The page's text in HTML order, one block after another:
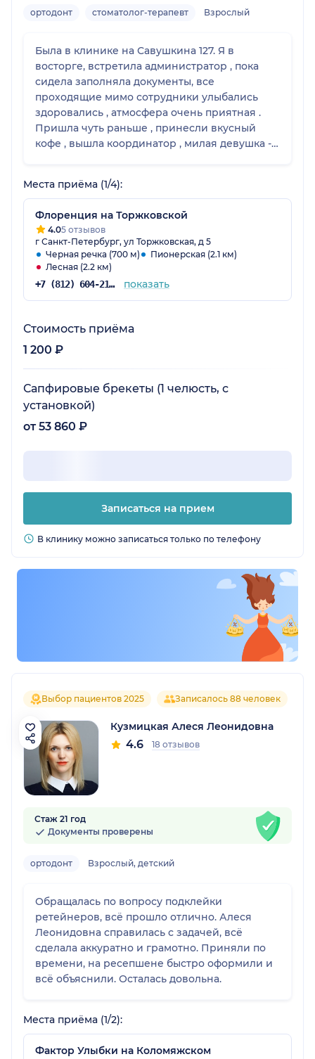
ортодонт стоматолог-терапевт Взрослый
Была в клинике на Савушкина 127. Я в
восторге, встретила администратор , пока
сидела заполняла документы, все
проходящие мимо сотрудники улыбались
здоровались , атмосфера очень приятная .
Пришла чуть раньше , принесли вкусный
кофе , вышла координатор , милая девушка -
клинике . Консультацию провела врач
подробно рассказала , сразу сделали
диагностику , через неделю у меня установка
брекетов . Очень волнительно , но судя по
клинике и подходу специалистов у меня нет
сомнений , что я попала именно туда куда
нужно
Места приёма (1/4):
Флоренция на Торжковской
4.05 отзывов
г Санкт-Петербург, ул Торжковская, д 5
Черная речка (700 м)
Пионерская (2.1 км)
Лесная (2.2 км)
+7 (812) 604-21-74 показать
Стоимость приёма
1 200 ₽
Сапфировые брекеты (1 челюсть, с
установкой)
от 53 860 ₽
Записаться на прием
В клинику можно записаться только по телефону
Выбор пациентов 2025 Записалось 88 человек
Кузмицкая Алеся Леонидовна
4.6 18 отзывов
Стаж 21 год
Документы проверены
ортодонт Взрослый, детский
Обращалась по вопросу подклейки
ретейнеров, всё прошло отлично. Алеся
Леонидовна справилась с задачей, всё
сделала аккуратно и грамотно. Приняли по
времени, на ресепшене быстро оформили и
всё объяснили. Осталась довольна.
Места приёма (1/2):
Фактор Улыбки на Коломяжском